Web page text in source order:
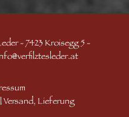
- 7423 Kroisegg 5 -
|Versand, Lieferung